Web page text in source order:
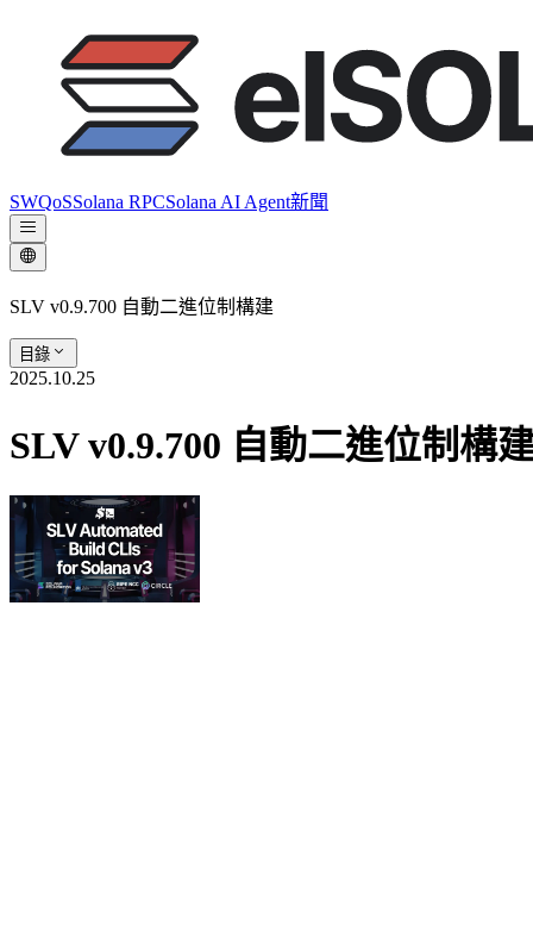
SWQoSSolana RPCSolana AI Agent新聞
SLV v0.9.700 自動二進位制構建
目錄
2025.10.25
SLV v0.9.700 自動二進位制構